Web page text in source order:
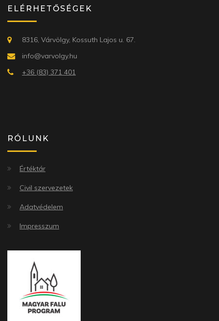
ELÉRHETŐSÉGEK
8316, Várvölgy, Kossuth Lajos u. 67.
info@varvolgy.hu
+36 (83) 371 401
RÓLUNK
Értéktár
Civil szervezetek
Adatvédelem
Impresszum